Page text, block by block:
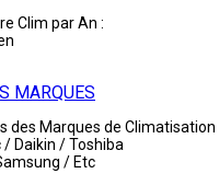
Clim par An :
MARQUES
des Marques de Climatisation
Daikin / Toshiba
/ Etc